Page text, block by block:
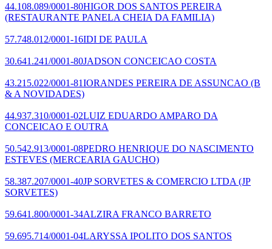
44.108.089/0001-80HIGOR DOS SANTOS PEREIRA
(RESTAURANTE PANELA CHEIA DA FAMILIA)
57.748.012/0001-16IDI DE PAULA
30.641.241/0001-80JADSON CONCEICAO COSTA
43.215.022/0001-81IORANDES PEREIRA DE ASSUNCAO (B
& A NOVIDADES)
44.937.310/0001-02LUIZ EDUARDO AMPARO DA
CONCEICAO E OUTRA
50.542.913/0001-08PEDRO HENRIQUE DO NASCIMENTO
ESTEVES (MERCEARIA GAUCHO)
58.387.207/0001-40JP SORVETES & COMERCIO LTDA (JP
SORVETES)
59.641.800/0001-34ALZIRA FRANCO BARRETO
59.695.714/0001-04LARYSSA IPOLITO DOS SANTOS